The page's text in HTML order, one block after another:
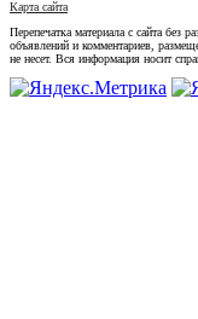
Карта сайта
Перепечатка материала с сайта без
объявлений и комментариев,
не несет. Вся информация носит